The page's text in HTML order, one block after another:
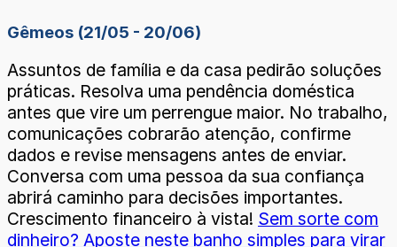
Gêmeos (21/05 - 20/06)
Assuntos de família e da casa pedirão soluções
práticas. Resolva uma pendência doméstica
antes que vire um perrengue maior. No trabalho,
comunicações cobrarão atenção, confirme
dados e revise mensagens antes de enviar.
Conversa com uma pessoa da sua confiança
abrirá caminho para decisões importantes.
Crescimento financeiro à vista! Sem sorte com
dinheiro? Aposte neste banho simples para virar